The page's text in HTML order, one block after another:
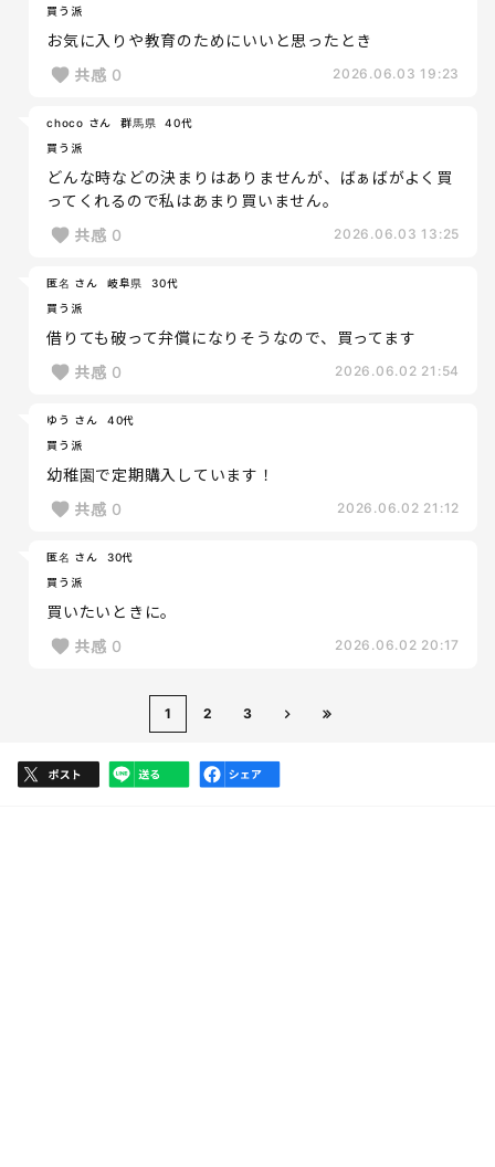
買う派
お気に入りや教育のためにいいと思ったとき
共感 0 2026.06.03 19:23
choco さん 群馬県
40代
買う派
どんな時などの決まりはありませんが、ばぁばがよく買
ってくれるので私はあまり買いません。
共感 0 2026.06.03 13:25
匿名 さん 岐阜県
30代
買う派
借りても破って弁償になりそうなので、買ってます
共感 0 2026.06.02 21:54
ゆう さん
40代
買う派
幼稚園で定期購入しています！
共感 0 2026.06.02 21:12
匿名 さん
30代
買う派
買いたいときに。
共感 0 2026.06.02 20:17
1 2 3